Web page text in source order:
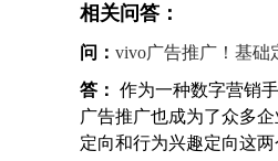
相关问答：
问： vivo广告推广！基础
答： 作为一种数字营销
广告推广也成为了众多
定向和行为兴趣定向这